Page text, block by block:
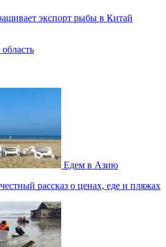
экспорт рыбы в Китай
Едем в Азию
рассказ о ценах, еде и пляжах